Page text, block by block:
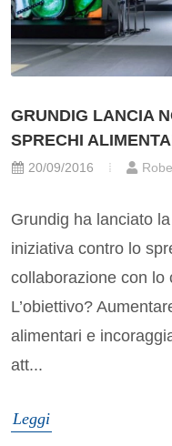
GRUNDIG LANCIA
SPRECHI
20/09/2016
Grundig ha lanciato
iniziativa contro lo
collaborazione con lo
L’obiettivo?
alimentari e
att...
Leggi